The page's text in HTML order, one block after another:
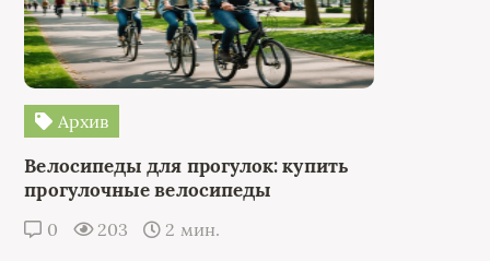
Архив
Велосипеды для прогулок: купить
прогулочные велосипеды
0 203 2 мин.